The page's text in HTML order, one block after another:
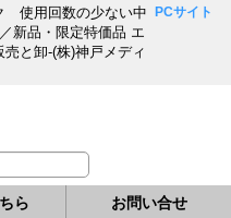
使用回数の少ない中
新品・限定特価品 エ
と卸-(株)神戸メディ
PCサイト
ら お問い合せ